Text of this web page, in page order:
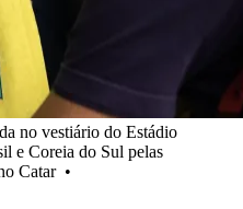
no vestiário do Estádio
e Coreia do Sul pelas
Catar•